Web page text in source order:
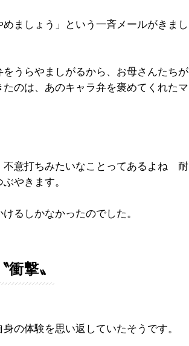
ましょう」という一斉メールがきまし
うらやましがるから、お母さんたちが
のは、あのキャラ弁を褒めてくれたマ
不意打ちみたいなことってあるよね 耐
やきます。
るしかなかったのでした。
撃〟
の体験を思い返していたそうです。